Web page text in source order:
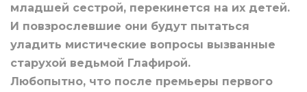
младшей сестрой, перекинется на их детей.
И повзрослевшие они будут пытаться
уладить мистические вопросы вызванные
старухой ведьмой Глафирой.
Любопытно, что после премьеры первого